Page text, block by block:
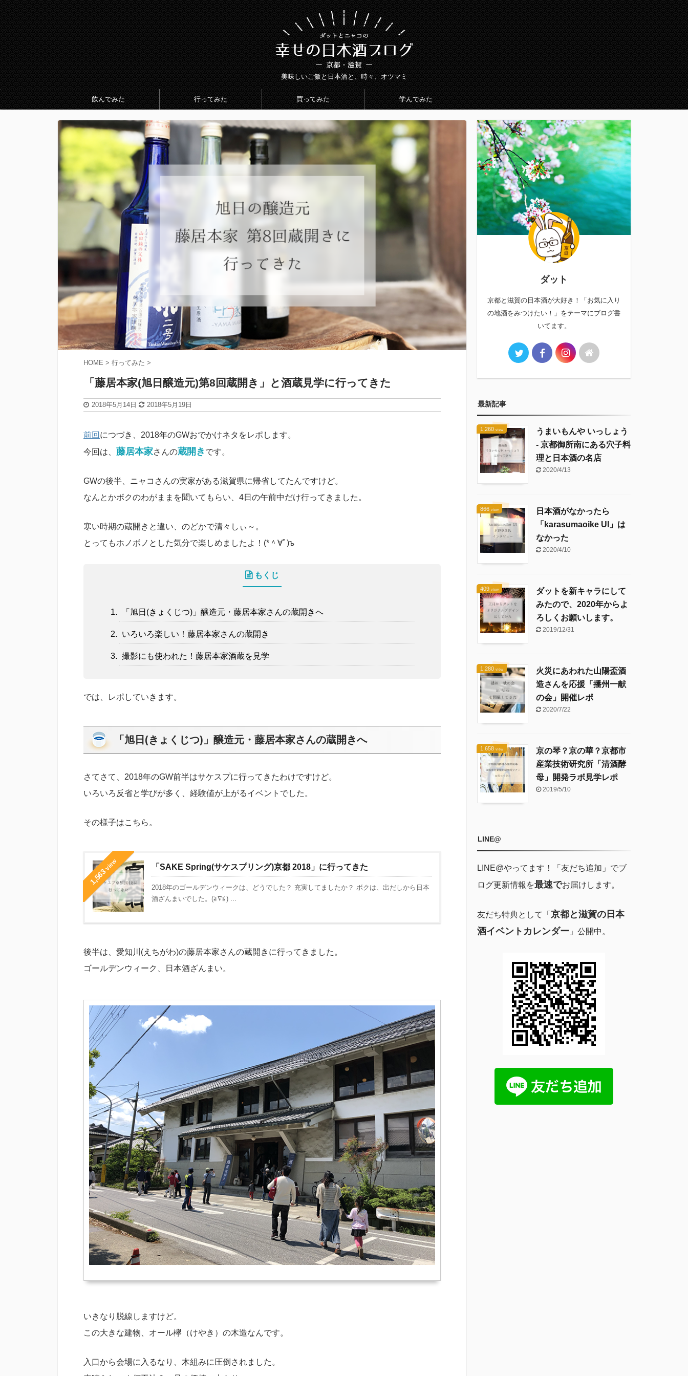
美味しいご飯と日本酒と、時々、オツマミ
飲んでみた 行ってみた 買ってみた 学んでみた
HOME > 行ってみた >
「藤居本家(旭日醸造元)第8回蔵開き」と酒蔵見学に行ってきた
2018年5月14日 2018年5月19日
前回 につづき、2018年のGWおでかけネタをレポします。
今回は、 藤居本家さんの蔵開き です。
GWの後半、ニャコさんの実家がある滋賀県に帰省してたんですけど。
なんとかボクのわがままを聞いてもらい、4日の午前中だけ行ってきました。
寒い時期の蔵開きと違い、のどかで清々しぃ～。
とってもホノボノとした気分で楽しめましたよ！(*＾∀ﾟ)ъ
もくじ
「旭日(きょくじつ)」醸造元・藤居本家さんの蔵開きへ
いろいろ楽しい！藤居本家さんの蔵開き
撮影にも使われた！藤居本家酒蔵を見学
では、レポしていきます。
「旭日(きょくじつ)」醸造元・藤居本家さんの蔵開きへ
さてさて、2018年のGW前半はサケスプに行ってきたわけですけど。
いろいろ反省と学びが多く、経験値が上がるイベントでした。
その様子はこちら。
1,563
view 「SAKE Spring(サケスプリング)京都 2018」に行ってきた
2018年のゴールデンウィークは、どうでした？ 充実してましたか？ ボクは、出だしから日本
酒ざんまいでした。(≧∇≦) ...
後半は、愛知川(えちがわ)の藤居本家さんの蔵開きに行ってきました。
ゴールデンウィーク、日本酒ざんまい。
いきなり脱線しますけど。
この大きな建物、オール欅（けやき）の木造なんです。
入口から会場に入るなり、木組みに圧倒されました。
ダット
京都と滋賀の日本酒が大好き！「お気に入り
の地酒をみつけたい！」をテーマにブログ書
いてます。
最新記事
1,260 view
うまいもんや いっしょう
- 京都御所南にある穴子料
理と日本酒の名店
2020/4/13
866 view
日本酒がなかったら
「karasumaoike UI」は
なかった
2020/4/10
409 view
ダットを新キャラにして
みたので、2020年からよ
ろしくお願いします。
2019/12/31
1,280 view
火災にあわれた山陽盃酒
造さんを応援「播州一献
の会」開催レポ
2020/7/22
1,658 view
京の琴？京の華？京都市
産業技術研究所「清酒酵
母」開発ラボ見学レポ
2019/5/10
LINE@
LINE@やってます！「友だち追加」でブ
ログ更新情報を最速でお届けします。
友だち特典として「 京都と滋賀の日本
酒イベントカレンダー 」公開中。